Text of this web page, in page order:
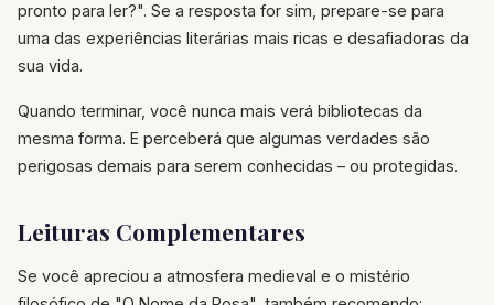
pronto para ler?". Se a resposta for sim, prepare-se para
uma das experiências literárias mais ricas e desafiadoras da
sua vida.
Quando terminar, você nunca mais verá bibliotecas da
mesma forma. E perceberá que algumas verdades são
perigosas demais para serem conhecidas – ou protegidas.
Leituras Complementares
Se você apreciou a atmosfera medieval e o mistério